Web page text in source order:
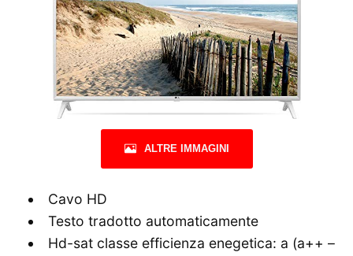
ALTRE IMMAGINI
Cavo HD
Testo tradotto automaticamente
Hd-sat classe efficienza enegetica: a (a++ –